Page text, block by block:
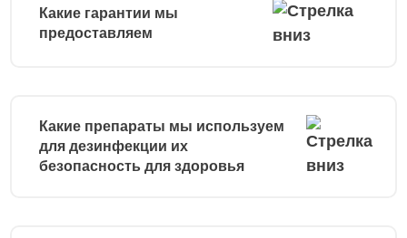
Какие гарантии мы
предоставляем
Какие препараты мы используем
для дезинфекции их
безопасность для здоровья